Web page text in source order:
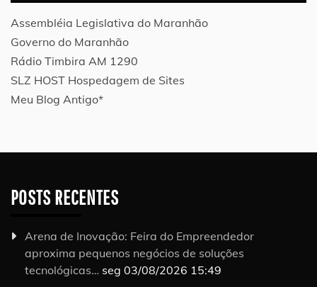
Assembléia Legislativa do Maranhão
Governo do Maranhão
Rádio Timbira AM 1290
SLZ HOST Hospedagem de Sites
Meu Blog Antigo*
POSTS RECENTES
Arena de Inovação: Feira do Empreendedor
aproxima pequenos negócios de soluções
tecnológicas… seg 03/08/2026 15:49